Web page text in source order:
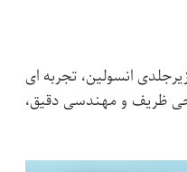
تزریق زیرجلدی انسولین، تجربه ای
ظریف و مهندسی دقیق،